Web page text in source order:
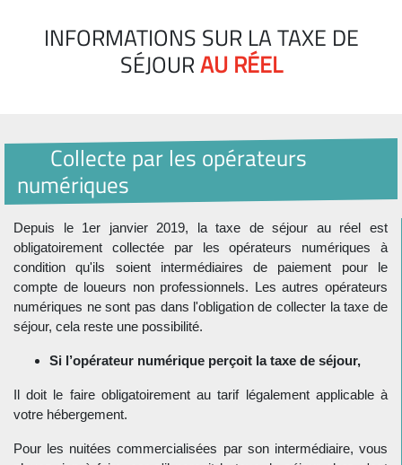
INFORMATIONS SUR LA TAXE DE
SÉJOURAU RÉEL
Collecte par les opérateurs
numériques
Depuis le 1er janvier 2019, la taxe de séjour au réel est
obligatoirement collectée par les opérateurs numériques à
condition qu'ils soient intermédiaires de paiement pour le
compte de loueurs non professionnels. Les autres opérateurs
numériques ne sont pas dans l'obligation de collecter la taxe de
séjour, cela reste une possibilité.
Si l’opérateur numérique perçoit la taxe de séjour,
Il doit le faire obligatoirement au tarif légalement applicable à
votre hébergement.
Pour les nuitées commercialisées par son intermédiaire, vous